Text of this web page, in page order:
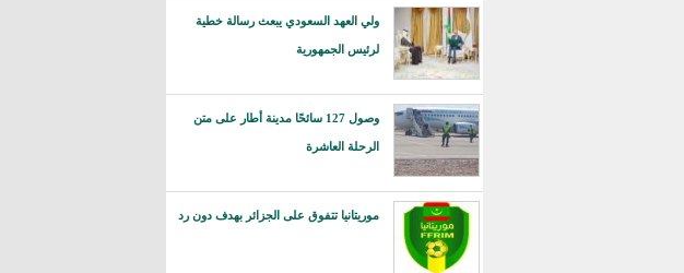
ولي العهد السعودي يبعث رسالة خطية
لرئيس الجمهورية
وصول 127 سائحًا مدينة أطار على متن
الرحلة العاشرة
موريتانيا تتفوق على الجزائر بهدف دون رد